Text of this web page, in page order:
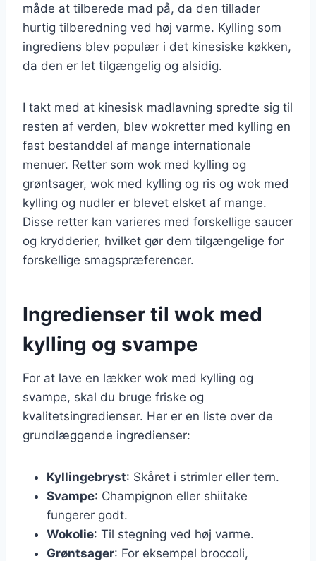
måde at tilberede mad på, da den tillader
hurtig tilberedning ved høj varme. Kylling som
ingrediens blev populær i det kinesiske køkken,
da den er let tilgængelig og alsidig.
I takt med at kinesisk madlavning spredte sig til
resten af verden, blev wokretter med kylling en
fast bestanddel af mange internationale
menuer. Retter som wok med kylling og
grøntsager, wok med kylling og ris og wok med
kylling og nudler er blevet elsket af mange.
Disse retter kan varieres med forskellige saucer
og krydderier, hvilket gør dem tilgængelige for
forskellige smagspræferencer.
Ingredienser til wok med
kylling og svampe
For at lave en lækker wok med kylling og
svampe, skal du bruge friske og
kvalitetsingredienser. Her er en liste over de
grundlæggende ingredienser:
Kyllingebryst: Skåret i strimler eller tern.
Svampe: Champignon eller shiitake
fungerer godt.
Wokolie: Til stegning ved høj varme.
Grøntsager: For eksempel broccoli,